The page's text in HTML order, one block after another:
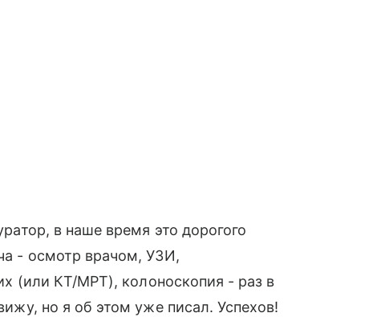
в наше время это дорогого
- осмотр врачом, УЗИ,
(или КТ/МРТ), колоноскопия - раз в
но я об этом уже писал. Успехов!